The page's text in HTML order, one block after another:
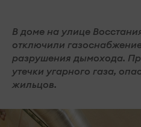
В доме на улице
отключили
разрушения дымохода.
утечки угарного газа,
жильцов.